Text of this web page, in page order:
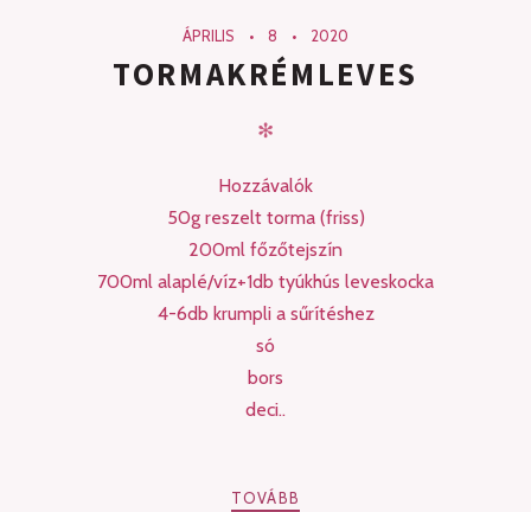
ÁPRILIS 8 2020
TORMAKRÉMLEVES
✻
Hozzávalók
50g reszelt torma (friss)
200ml főzőtejszín
700ml alaplé/víz+1db tyúkhús leveskocka
4-6db krumpli a sűrítéshez
só
bors
deci..
TOVÁBB